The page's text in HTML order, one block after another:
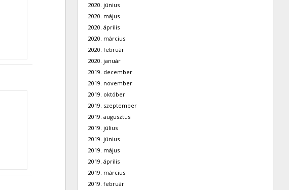
2020. június
2020. május
2020. április
2020. március
2020. február
2020. január
2019. december
2019. november
2019. október
2019. szeptember
2019. augusztus
2019. július
2019. június
2019. május
2019. április
2019. március
2019. február